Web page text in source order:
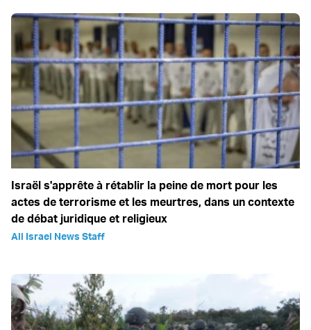
Israël s'apprête à rétablir la peine de mort pour les
actes de terrorisme et les meurtres, dans un contexte
de débat juridique et religieux
All Israel News Staff